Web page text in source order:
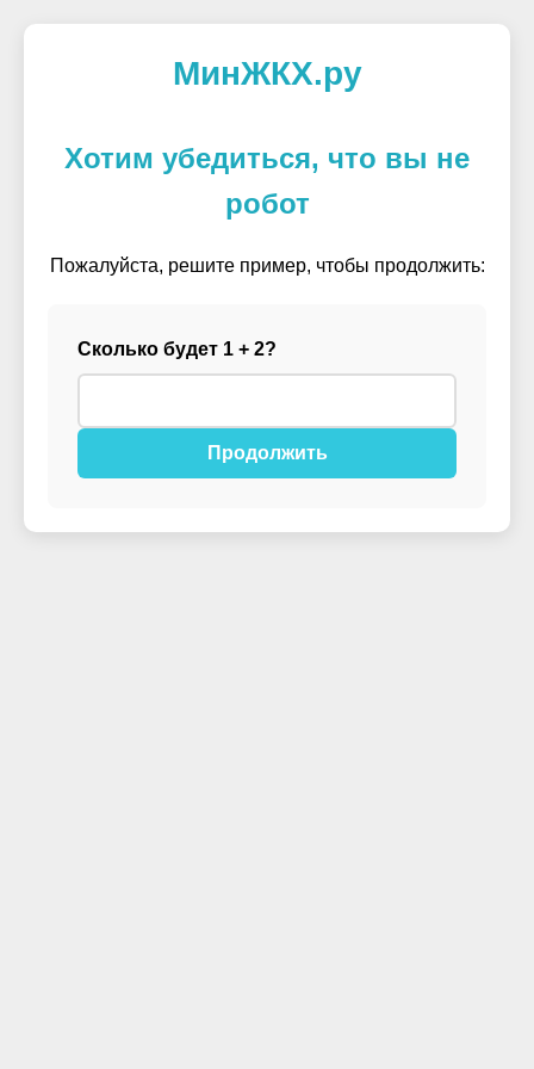
МинЖКХ.ру
Хотим убедиться, что вы не
робот
Пожалуйста, решите пример, чтобы продолжить:
Сколько будет 1 + 2?
Продолжить